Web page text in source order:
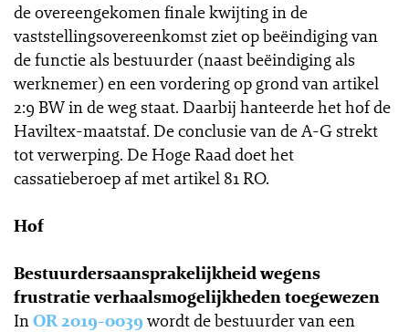
de overeengekomen finale kwijting in de
vaststellingsovereenkomst ziet op beëindiging van
de functie als bestuurder (naast beëindiging als
werknemer) en een vordering op grond van artikel
2:9 BW in de weg staat. Daarbij hanteerde het hof de
Haviltex-maatstaf. De conclusie van de A-G strekt
tot verwerping. De Hoge Raad doet het
cassatieberoep af met artikel 81 RO.
Hof
Bestuurdersaansprakelijkheid wegens
frustratie verhaalsmogelijkheden toegewezen
InOR 2019-0039 wordt de bestuurder van een